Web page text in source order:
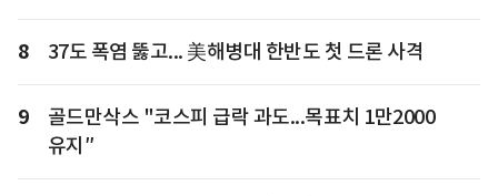
8 37도 폭염 뚫고... 美해병대 한반도 첫 드론 사격
9
골드만삭스 "코스피 급락 과도...목표치 1만2000
유지″